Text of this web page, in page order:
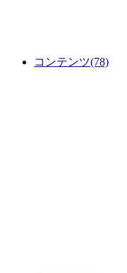
コンテンツ(78)